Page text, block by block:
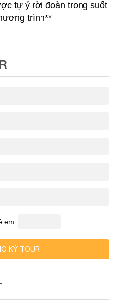
tự ý rời đoàn trong suốt
trình**
em
KÝ TOUR